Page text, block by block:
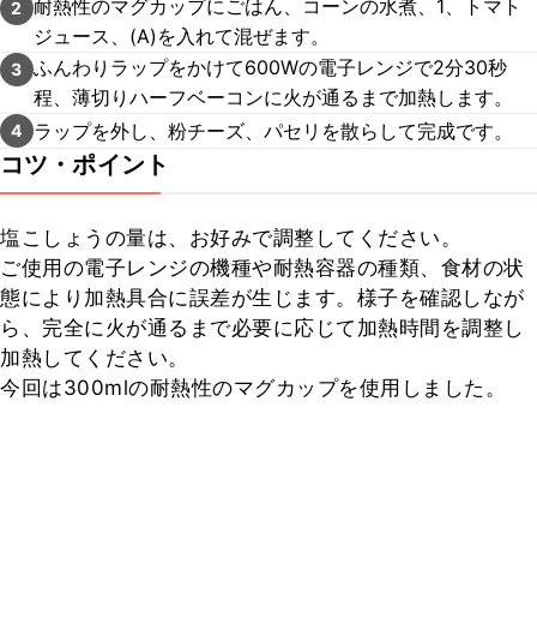
2
耐熱性のマグカップにごはん、コーンの水煮、1、トマト
ジュース、(A)を入れて混ぜます。
3 ふんわりラップをかけて600Wの電子レンジで2分30秒
程、薄切りハーフベーコンに火が通るまで加熱します。
4 ラップを外し、粉チーズ、パセリを散らして完成です。
コツ・ポイント
塩こしょうの量は、お好みで調整してください。
ご使用の電子レンジの機種や耐熱容器の種類、食材の状
態により加熱具合に誤差が生じます。様子を確認しなが
ら、完全に火が通るまで必要に応じて加熱時間を調整し
加熱してください。
今回は300mlの耐熱性のマグカップを使用しました。